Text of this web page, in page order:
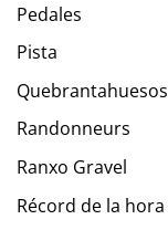
Pedales
Pista
Quebrantahuesos
Randonneurs
Ranxo Gravel
Récord de la hora